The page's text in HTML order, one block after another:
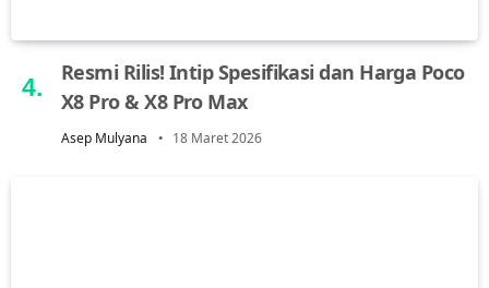
Resmi Rilis! Intip Spesifikasi dan Harga Poco
X8 Pro & X8 Pro Max
Asep Mulyana 18 Maret 2026